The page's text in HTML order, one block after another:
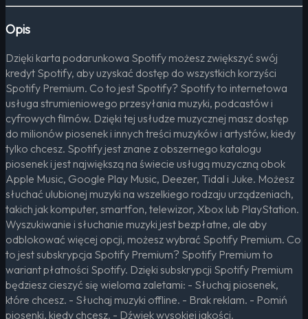
Opis
Dzięki karta podarunkowa Spotify możesz zwiększyć swój
kredyt Spotify, aby uzyskać dostęp do wszystkich korzyści
Spotify Premium. Co to jest Spotify? Spotify to internetowa
usługa strumieniowego przesyłania muzyki, podcastów i
cyfrowych filmów. Dzięki tej usłudze muzycznej masz dostęp
do milionów piosenek i innych treści muzyków i artystów, kiedy
tylko chcesz. Spotify jest znane z obszernego katalogu
piosenek i jest największą na świecie usługą muzyczną obok
Apple Music, Google Play Music, Deezer, Tidal i Juke. Możesz
słuchać ulubionej muzyki na wszelkiego rodzaju urządzeniach,
takich jak komputer, smartfon, telewizor, Xbox lub PlayStation.
Wyszukiwanie i słuchanie muzyki jest bezpłatne, ale aby
odblokować więcej opcji, możesz wybrać Spotify Premium. Co
to jest subskrypcja Spotify Premium? Spotify Premium to
wariant płatności Spotify. Dzięki subskrypcji Spotify Premium
będziesz cieszyć się wieloma zaletami: - Słuchaj piosenek,
które chcesz. - Słuchaj muzyki offline. - Brak reklam. - Pomiń
piosenki, kiedy chcesz. - Dźwięk wysokiej jakości.